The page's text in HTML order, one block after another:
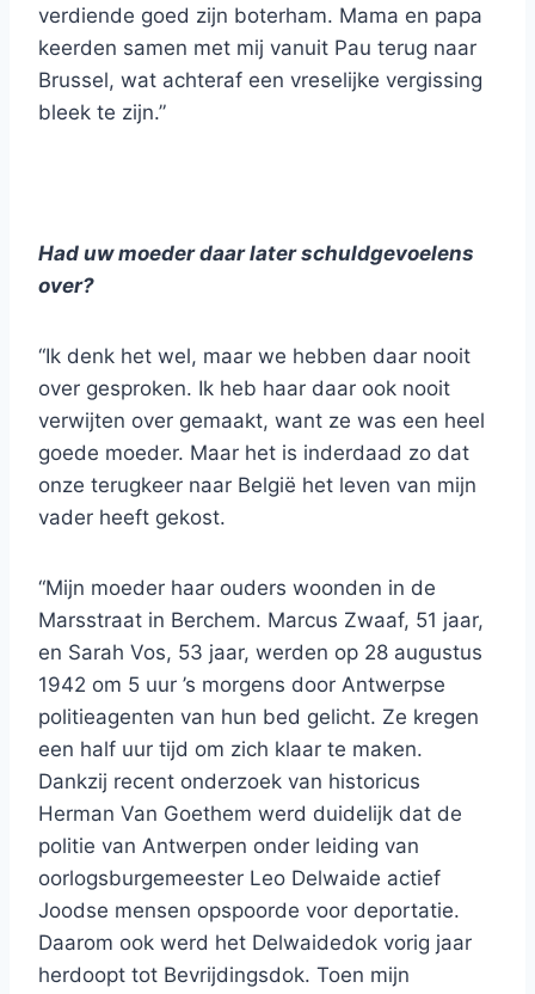
verdiende goed zijn boterham. Mama en papa
keerden samen met mij vanuit Pau terug naar
Brussel, wat achteraf een vreselijke vergissing
bleek te zijn.”
Had uw moeder daar later schuldgevoelens
over?
“Ik denk het wel, maar we hebben daar nooit
over gesproken. Ik heb haar daar ook nooit
verwijten over gemaakt, want ze was een heel
goede moeder. Maar het is inderdaad zo dat
onze terugkeer naar België het leven van mijn
vader heeft gekost.
“Mijn moeder haar ouders woonden in de
Marsstraat in Berchem. Marcus Zwaaf, 51 jaar,
en Sarah Vos, 53 jaar, werden op 28 augustus
1942 om 5 uur ’s morgens door Antwerpse
politieagenten van hun bed gelicht. Ze kregen
een half uur tijd om zich klaar te maken.
Dankzij recent onderzoek van historicus
Herman Van Goethem werd duidelijk dat de
politie van Antwerpen onder leiding van
oorlogsburgemeester Leo Delwaide actief
Joodse mensen opspoorde voor deportatie.
Daarom ook werd het Delwaidedok vorig jaar
herdoopt tot Bevrijdingsdok. Toen mijn